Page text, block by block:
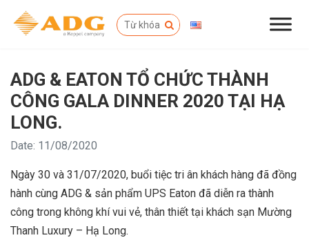
ADG & EATON TỔ CHỨC THÀNH
CÔNG GALA DINNER 2020 TẠI HẠ
LONG.
Date: 11/08/2020
Ngày 30 và 31/07/2020, buổi tiệc tri ân khách hàng đã đồng
hành cùng ADG & sản phẩm UPS Eaton đã diễn ra thành
công trong không khí vui vẻ, thân thiết tại khách sạn Mường
Thanh Luxury – Hạ Long.